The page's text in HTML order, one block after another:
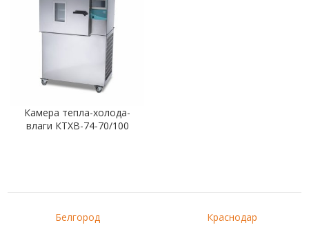
Камера тепла-холода-
влаги КТХВ-74-70/100
Белгород
Краснодар